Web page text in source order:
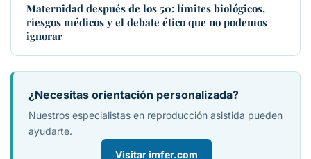
Maternidad después de los 50: límites biológicos,
riesgos médicos y el debate ético que no podemos
ignorar
¿Necesitas orientación personalizada?
Nuestros especialistas en reproducción asistida pueden
ayudarte.
Visitar imfer.com